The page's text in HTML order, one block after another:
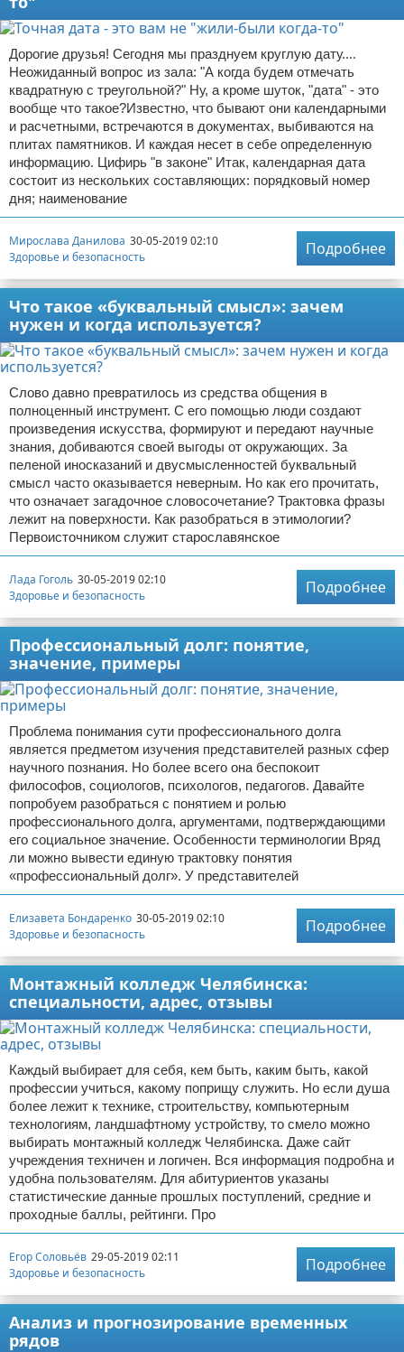
Дорогие друзья! Сегодня мы празднуем круглую дату....
Неожиданный вопрос из зала: "А когда будем отмечать
квадратную с треугольной?" Ну, а кроме шуток, "дата" - это
вообще что такое?Известно, что бывают они календарными
и расчетными, встречаются в документах, выбиваются на
плитах памятников. И каждая несет в себе определенную
информацию. Цифирь "в законе" Итак, календарная дата
состоит из нескольких составляющих: порядковый номер
дня; наименование
Мирослава Данилова 30-05-2019 02:10
Здоровье и безопасность
Подробнее
Что такое «буквальный смысл»: зачем
нужен и когда используется?
Слово давно превратилось из средства общения в
полноценный инструмент. С его помощью люди создают
произведения искусства, формируют и передают научные
знания, добиваются своей выгоды от окружающих. За
пеленой иносказаний и двусмысленностей буквальный
смысл часто оказывается неверным. Но как его прочитать,
что означает загадочное словосочетание? Трактовка фразы
лежит на поверхности. Как разобраться в этимологии?
Первоисточником служит старославянское
Лада Гоголь 30-05-2019 02:10
Здоровье и безопасность
Подробнее
Профессиональный долг: понятие,
значение, примеры
Проблема понимания сути профессионального долга
является предметом изучения представителей разных сфер
научного познания. Но более всего она беспокоит
философов, социологов, психологов, педагогов. Давайте
попробуем разобраться с понятием и ролью
профессионального долга, аргументами, подтверждающими
его социальное значение. Особенности терминологии Вряд
ли можно вывести единую трактовку понятия
«профессиональный долг». У представителей
Елизавета Бондаренко 30-05-2019 02:10
Здоровье и безопасность
Подробнее
Монтажный колледж Челябинска:
специальности, адрес, отзывы
Каждый выбирает для себя, кем быть, каким быть, какой
профессии учиться, какому поприщу служить. Но если душа
более лежит к технике, строительству, компьютерным
технологиям, ландшафтному устройству, то смело можно
выбирать монтажный колледж Челябинска. Даже сайт
учреждения техничен и логичен. Вся информация подробна и
удобна пользователям. Для абитуриентов указаны
статистические данные прошлых поступлений, средние и
проходные баллы, рейтинги. Про
Егор Соловьёв 29-05-2019 02:11
Здоровье и безопасность
Подробнее
Анализ и прогнозирование временных
рядов